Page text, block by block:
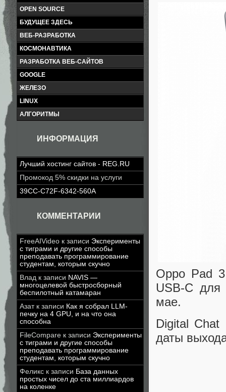
OPEN SOURCE
БУДУЩЕЕ ЗДЕСЬ
ВЕБ-РАЗРАБОТКА
КОСМОНАВТИКА
РАЗРАБОТКА ВЕБ-САЙТОВ
GOOGLE
ЖЕЛЕЗО
LINUX
АЛГОРИТМЫ
ИНФОРМАЦИЯ
Лучший хостинг сайтов - REG.RU
Промокод 5% скидки на услуги
39CC-C72F-6342-560A
КОММЕНТАРИИ
FreeAIVideo к записи Эксперименты
с тиграми и другие способы
преподавать программирование
студентам, которым скучно
Влад к записи NAVIS —
многоцелевой быстросборный
беспилотный катамаран
Азатк записи Как я собрал LLM-
печку на 4 GPU, и на что она
способна
FileCompare к записи Эксперименты
с тиграми и другие способы
преподавать программирование
студентам, которым скучно
Феликс к записи База данных
простых чисел до ста миллиардов
на коленке
Oppo Pad
USB-C
мае.
Digital Chat
даты